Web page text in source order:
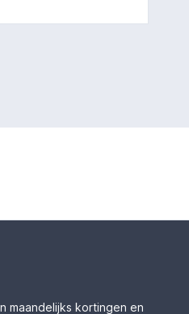
maandelijks kortingen en